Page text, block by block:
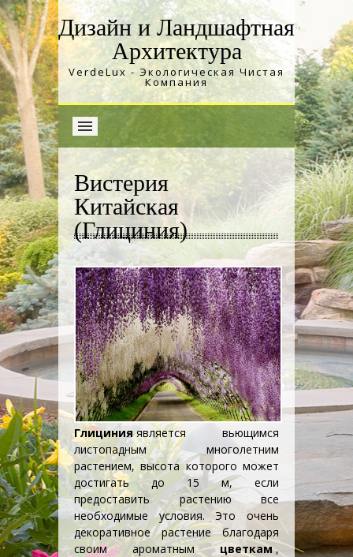
Дизайн и Ландшафтная
Архитектура
VerdeLux - Экологическая Чистая
Компания
Вистерия
Китайская
(Глициния)
Глициния является вьющимся
листопадным многолетним
растением, высота которого может
достигать до 15 м, если
предоставить растению все
необходимые условия. Это очень
декоративное растение благодаря
своим ароматнымцветкам ,